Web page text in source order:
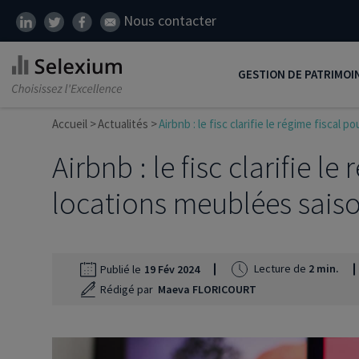
Nous contacter
GESTION DE
Développer son
Réduire ses impôts
Préparer sa retraite
Protéger ses proches
Défiscalisation
Accueil Actualités Airbnb : le fisc clarifie le régime fiscal
Airbnb : le fisc clarifie le
locations meublées
Publié le 19 Fév 2024 Lecture de 2 min.
Rédigé par Maeva FLORICOURT